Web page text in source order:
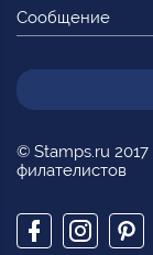
© Stamps.ru
филателистов
Сообщение